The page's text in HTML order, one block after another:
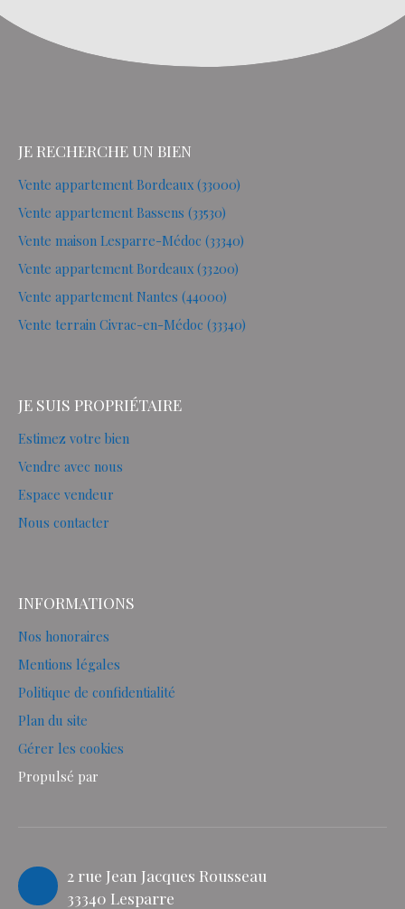
JE RECHERCHE UN BIEN
Vente appartement Bordeaux (33000)
Vente appartement Bassens (33530)
Vente maison Lesparre-Médoc (33340)
Vente appartement Bordeaux (33200)
Vente appartement Nantes (44000)
Vente terrain Civrac-en-Médoc (33340)
JE SUIS PROPRIÉTAIRE
Estimez votre bien
Vendre avec nous
Espace vendeur
Nous contacter
INFORMATIONS
Nos honoraires
Mentions légales
Politique de confidentialité
Plan du site
Gérer les cookies
Propulsé par
2 rue Jean Jacques Rousseau
33340 Lesparre